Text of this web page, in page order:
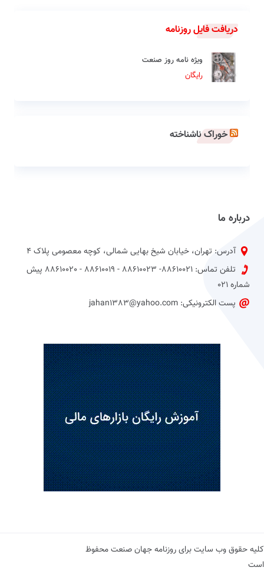
دریافت فایل روزنامه
ویژه نامه روز صنعت
رایگان
خوراک ناشناخته
درباره ما
آدرس: تهران، خیابان شیخ بهایی شمالی، کوچه معصومی پلاک 4
تلفن تماس: 88610021- 88610023 - 88610019 - 88610020 پیش
شماره 021
پست الکترونیکی: jahan1383@yahoo.com
کلیه حقوق وب سایت برای روزنامه جهان صنعت محفوظ
است